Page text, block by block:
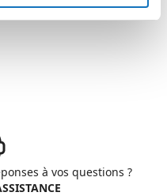
à vos questions ?